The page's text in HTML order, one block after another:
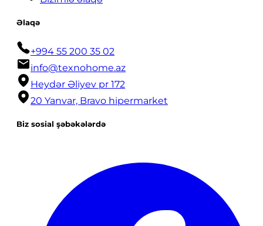
Əlaqə
+994 55 200 35 02
info@texnohome.az
Heydər Əliyev pr 172
20 Yanvar, Bravo hipermarket
Biz sosial şəbəkələrdə